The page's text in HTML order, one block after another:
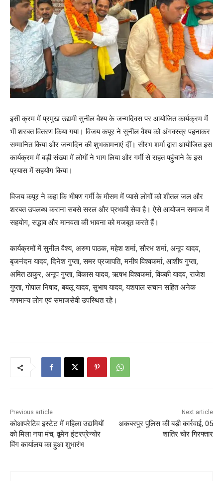
इसी क्रम में प्रमुख उद्यमी सुनील वैश्य के जन्मदिवस पर आयोजित कार्यक्रम में
भी शरबत वितरण किया गया। विजय कपूर ने सुनील वैश्य को अंगवस्त्र पहनाकर
सम्मानित किया और जन्मदिन की शुभकामनाएं दीं। सौरभ शर्मा द्वारा आयोजित इस
कार्यक्रम में बड़ी संख्या में लोगों ने भाग लिया और गर्मी से राहत पहुंचाने के इस
प्रयास में सहयोग किया।
विजय कपूर ने कहा कि भीषण गर्मी के मौसम में प्यासे लोगों को शीतल जल और
शरबत उपलब्ध कराना सबसे सरल और प्रभावी सेवा है। ऐसे आयोजन समाज में
सहयोग, सद्भाव और मानवता की भावना को मजबूत करते हैं।
कार्यक्रमों में सुनील वैश्य, अरुण पाठक, महेश शर्मा, सौरभ शर्मा, अनूप यादव,
बृजनंदन यादव, दिनेश गुप्ता, समर प्रजापति, मनीष विश्वकर्मा, आशीष गुप्ता,
अमित ठाकुर, अनूप गुप्ता, विकास यादव, ऋषभ विश्वकर्मा, विक्की यादव, राजेश
गुप्ता, गोपाल निषाद, बबलू यादव, सुभाष यादव, यशपाल सचान सहित अनेक
गणमान्य लोग एवं समाजसेवी उपस्थित रहे।
Previous article
कोआपरेटिव इस्टेट में महिला उद्यमियों
को मिला नया मंच, वूमेन इंटरप्रेन्योर
विंग कार्यालय का हुआ शुभारंभ
Next article
अकबरपुर पुलिस की बड़ी कार्रवाई, 05
शातिर चोर गिरफ्तार